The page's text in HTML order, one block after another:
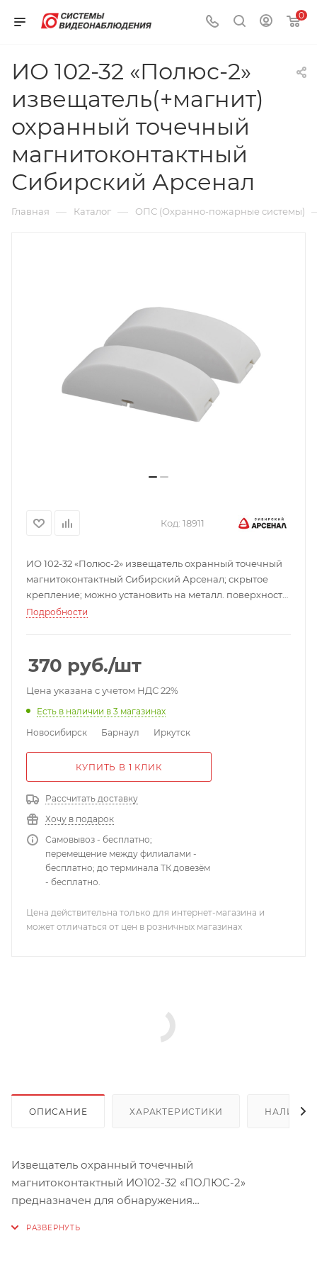
0
ИО 102-32 «Полюс-2»
извещатель(+магнит)
охранный точечный
магнитоконтактный
Сибирский Арсенал
Главная — Каталог — ОПС (Охранно-пожарные системы)
Код: 18911
ИО 102-32 «Полюс-2» извещатель охранный точечный
магнитоконтактный Сибирский Арсенал; скрытое
крепление; можно установить на металл. поверхность;
извещение "Тревога" выдается на ПкП; не
57*18*16 мм; 20 г.
Подробности
370 руб./шт
Цена указана с учетом НДС 22%
Есть в наличии в 3 магазинах
Новосибирск
Барнаул Иркутск
КУПИТЬ В 1 КЛИК
Рассчитать доставку
Хочу в подарок
Самовывоз - бесплатно;
перемещение между филиалами -
бесплатно; до терминала ТК довезём
- бесплатно.
Цена действительна только для интернет-магазина и
может отличаться от цен в розничных магазинах
ОПИСАНИЕ ХАРАКТЕРИСТИКИ НАЛИЧИЕ
Извещатель охранный точечный
магнитоконтактный ИО102-32 «ПОЛЮС-2»
предназначен для обнаружения